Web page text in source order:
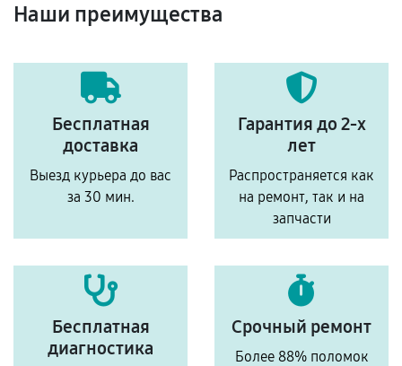
Наши преимущества
Бесплатная
доставка
Выезд курьера до вас
за 30 мин.
Гарантия до 2-х
лет
Распространяется как
на ремонт, так и на
запчасти
Бесплатная
диагностика
Срочный ремонт
Более 88% поломок